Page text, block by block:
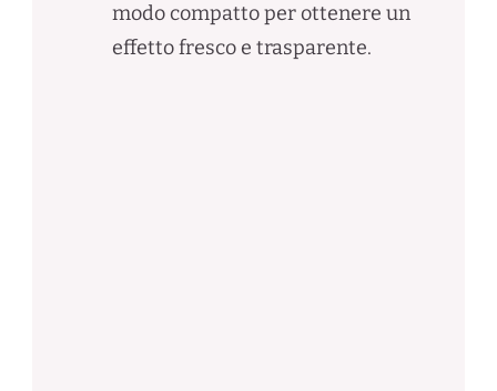
modo compatto per ottenere un
effetto fresco e trasparente.